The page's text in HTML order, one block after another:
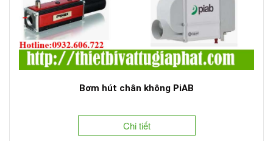
Bơm hút chân không PiAB
Chi tiết